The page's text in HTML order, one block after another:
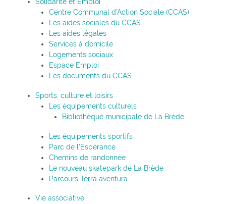
Solidarité et Emploi
Centre Communal d’Action Sociale (CCAS)
Les aides sociales du CCAS
Les aides légales
Services à domicile
Logements sociaux
Espace Emploi
Les documents du CCAS
Sports, culture et loisirs
Les équipements culturels
Bibliothèque municipale de La Brède
Les équipements sportifs
Parc de l’Espérance
Chemins de randonnée
Le nouveau skatepark de La Brède
Parcours Tèrra aventura
Vie associative